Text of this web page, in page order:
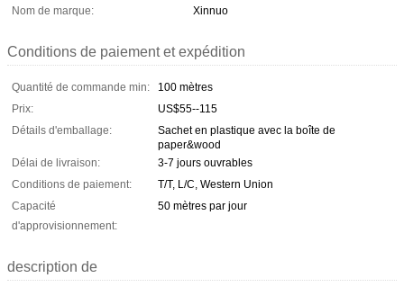
Nom de marque:
Xinnuo
Conditions de paiement et expédition
Quantité de commande min:
100 mètres
Prix:
US$55--115
Détails d'emballage:
Sachet en plastique avec la boîte de
paper&wood
Délai de livraison:
3-7 jours ouvrables
Conditions de paiement:
T/T, L/C, Western Union
Capacité
d'approvisionnement:
50 mètres par jour
description de